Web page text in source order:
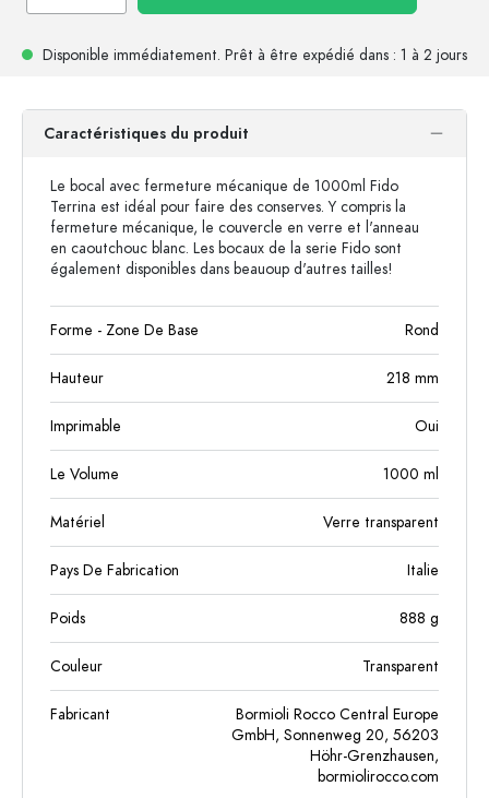
Disponible immédiatement. Prêt à être expédié dans : 1 à 2 jours
Caractéristiques du produit
Le bocal avec fermeture mécanique de 1000ml Fido
Terrina est idéal pour faire des conserves. Y compris la
fermeture mécanique, le couvercle en verre et l'anneau
en caoutchouc blanc. Les bocaux de la serie Fido sont
également disponibles dans beauoup d'autres tailles!
Forme - Zone De Base Rond
Hauteur 218 mm
Imprimable Oui
Le Volume 1000 ml
Matériel Verre transparent
Pays De Fabrication Italie
Poids 888 g
Couleur Transparent
Fabricant
Bormioli Rocco Central Europe
GmbH, Sonnenweg 20, 56203
Höhr-Grenzhausen,
bormiolirocco.com